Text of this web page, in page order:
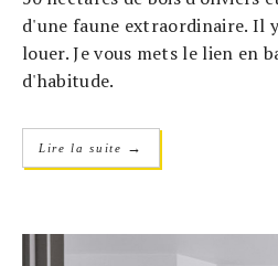
d'une faune extraordinaire. Il
louer. Je vous mets le lien en
d'habitude.
Lire la suite →